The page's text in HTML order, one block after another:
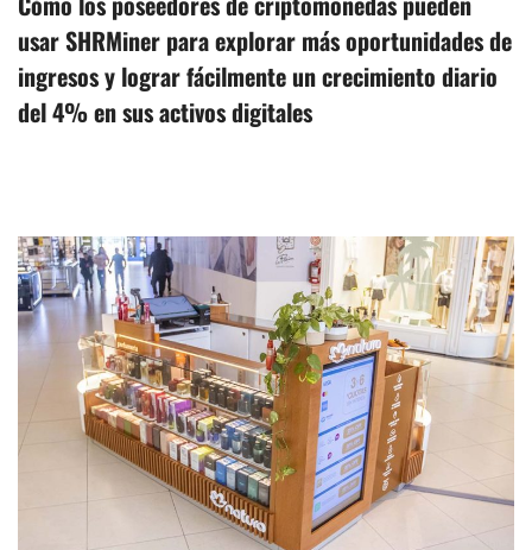
usar SHRMiner para explorar más oportunidades de
ingresos y lograr fácilmente un crecimiento diario
del 4% en sus activos digitales